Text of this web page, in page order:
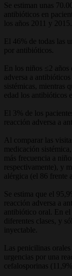
Se estiman unas
antibióticos en
los años 2011 y 2015.
El 46% de todas las
por antibióticos.
En los niños ≤2 años
adversa a
sistémicas, mientras
edad los antibióticos
El 3% de los
reacción adversa a
Al comparar las
medicación
más frecuencia a
respectivamente), y
alérgica (el 86 frente
Se estima que el
reacción adversa a
antibiótico oral. En
diferentes clases, y
inyectable.
Las penicilinas
urgencias por una
cefalosporinas